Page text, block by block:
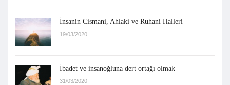
İnsanin Cismani, Ahlaki ve Ruhani Halleri
19/03/2020
İbadet ve insanoğluna dert ortağı olmak
31/03/2020